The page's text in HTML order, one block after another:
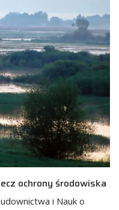
ochrony środowiska
i Nauk o